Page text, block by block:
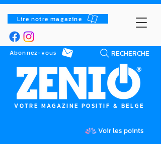
Lire notre magazine
RECHERCHE
Abonnez-vous
VOTRE MAGAZINE POSITIF & BELGE
Voir les points